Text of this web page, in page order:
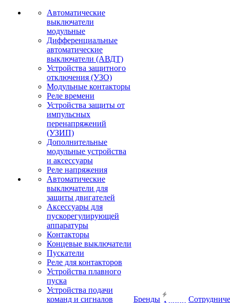
Автоматические
выключатели
модульные
Дифференциальные
автоматические
выключатели (АВДТ)
Устройства защитного
отключения (УЗО)
Модульные контакторы
Реле времени
Устройства защиты от
импульсных
перенапряжений
(УЗИП)
Дополнительные
модульные устройства
и аксессуары
Реле напряжения
Автоматические
выключатели для
защиты двигателей
Аксессуары для
пускорегулирующей
аппаратуры
Контакторы
Концевые выключатели
Пускатели
Реле для контакторов
Устройства плавного
пуска
Устройства подачи
команд и сигналов
Бренды